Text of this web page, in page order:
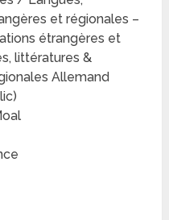
et régionales –
étrangères et
littératures &
Allemand